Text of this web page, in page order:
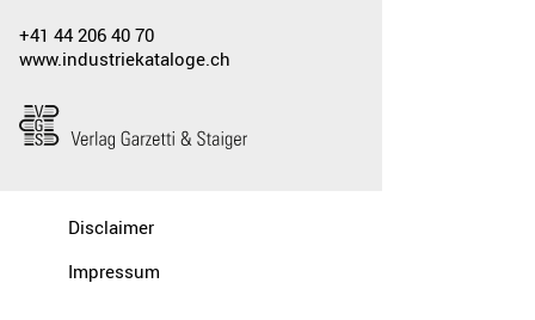
Disclaimer
Impressum
+41 44 206 40 70
www.industriekataloge.ch